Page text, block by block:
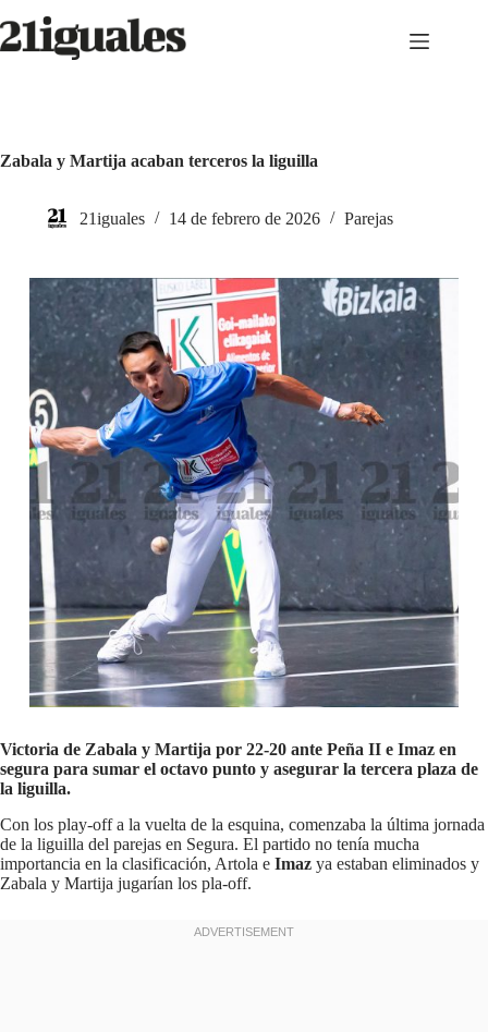
al
contenido
Zabala y Martija acaban terceros la liguilla
21iguales 14 de febrero de 2026 Parejas
Victoria de Zabala y Martija por 22-20 ante Peña II e Imaz en
segura para sumar el octavo punto y asegurar la tercera plaza de
la liguilla.
Con los play-off a la vuelta de la esquina, comenzaba la última jornada
de la liguilla del parejas en Segura. El partido no tenía mucha
importancia en la clasificación, Artola e Imaz ya estaban eliminados y
Zabala y Martija jugarían los pla-off.